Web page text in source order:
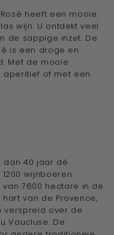
heeft een mooie
wijn. U ontdekt veel
de sappige inzet. De
is een droge en
Met de mooie
aperitief of met een
dan 40 jaar dé
1200 wijnboeren.
7600 hectare in de
hart van de Provence,
verspreid over de
Vaucluse. De